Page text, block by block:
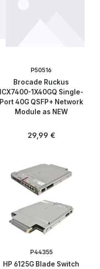
P50516
Brocade Ruckus
ICX7400-1X40GQ Single-
Port 40G QSFP+ Network
Module as NEW
Regulärer Preis:
29,99 €
P44355
HP 6125G Blade Switch